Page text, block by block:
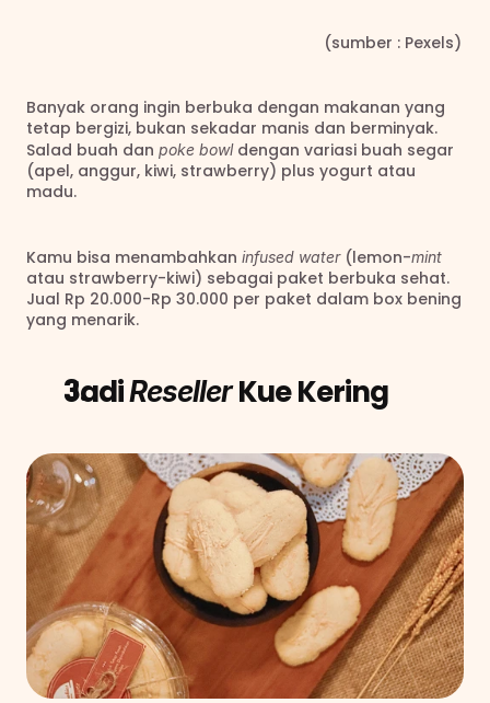
                                                                    (sumber : Pexels)
Banyak orang ingin berbuka dengan makanan yang
tetap bergizi, bukan sekadar manis dan berminyak.
Salad buah dan poke bowl dengan variasi buah segar
(apel, anggur, kiwi, strawberry) plus yogurt atau
madu.
Kamu bisa menambahkan infused water (lemon-
atau strawberry-kiwi) sebagai paket berbuka sehat.
Jual Rp 20.000-Rp 30.000 per paket dalam box bening
yang menarik.
Jadi Reseller Kue Kering